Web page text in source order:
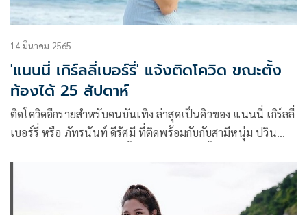
14 มีนาคม 2565
'แนนนี่ เกิร์ลลี่เบอร์รี่' แจ้งติดโควิด ขณะตั้ง
ท้องได้ 25 สัปดาห์
ติดโควิดอีกรายสำหรับคนบันเทิง ล่าสุดเป็นคิวของ แนนนี่ เกิร์ลลี่
เบอร์รี่ หรือ ภัทรนันท์ ดีรัศมี ที่ติดพร้อมกับกับสามีหนุ่ม ปวิน